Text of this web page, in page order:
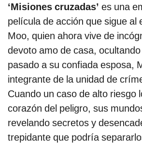
‘Misiones cruzadas’ es una
película de acción que sigue al
Moo, quien ahora vive de
devoto amo de casa,
pasado a su confiada esposa,
integrante de la unidad de
Cuando un caso de alto riesgo
corazón del peligro, sus
revelando secretos y
trepidante que podría